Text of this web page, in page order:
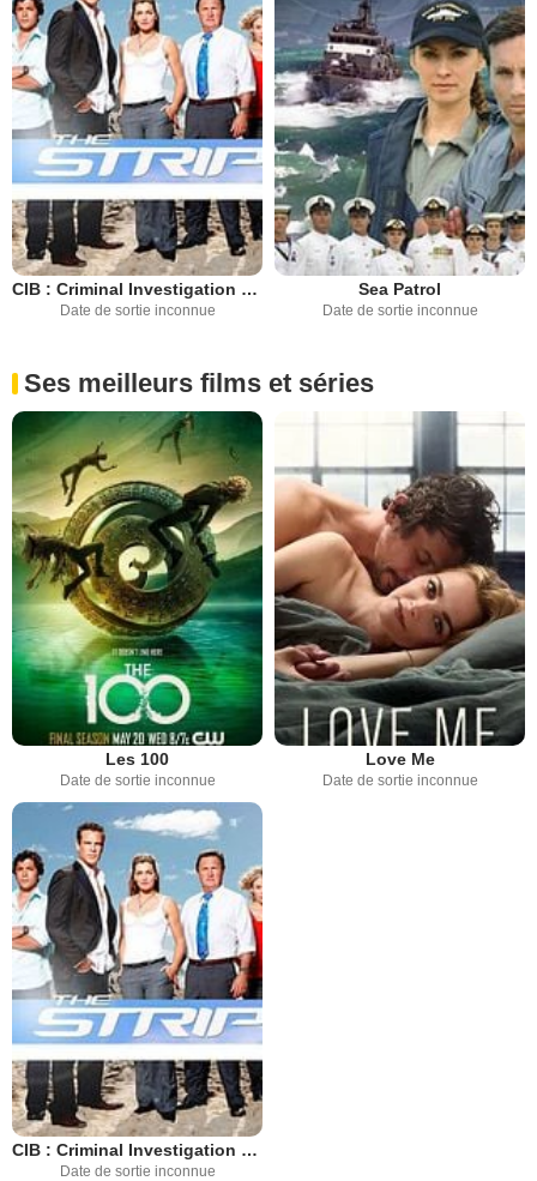
CIB : Criminal Investigation Bureau
Date de sortie inconnue
Sea Patrol
Date de sortie inconnue
Ses meilleurs films et séries
Les 100
Date de sortie inconnue
Love Me
Date de sortie inconnue
CIB : Criminal Investigation Bureau
Date de sortie inconnue